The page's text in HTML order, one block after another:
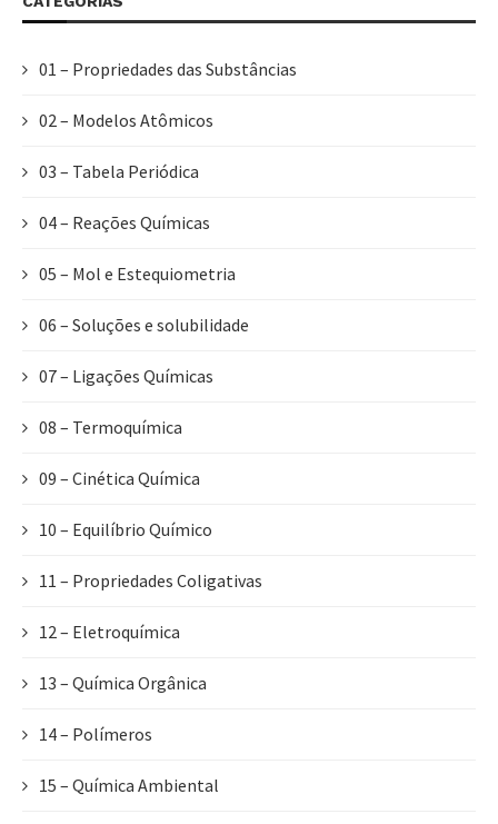
01 – Propriedades das Substâncias
02 – Modelos Atômicos
03 – Tabela Periódica
04 – Reações Químicas
05 – Mol e Estequiometria
06 – Soluções e solubilidade
07 – Ligações Químicas
08 – Termoquímica
09 – Cinética Química
10 – Equilíbrio Químico
11 – Propriedades Coligativas
12 – Eletroquímica
13 – Química Orgânica
14 – Polímeros
15 – Química Ambiental